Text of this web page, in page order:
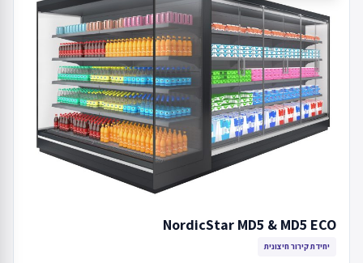
NordicStar MD5 & MD5 ECO
יחידת קירור חיצונית